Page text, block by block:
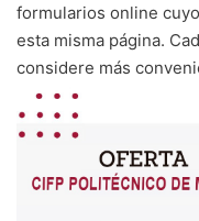
formularios online
esta misma página.
considere más